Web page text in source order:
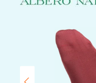
Bildergalerie überspringen